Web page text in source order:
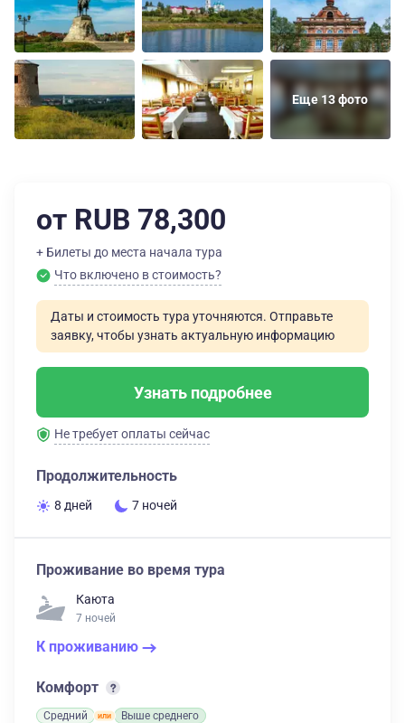
Еще 13 фото
от RUB 78,300
+ Билеты до места начала тура
Что включено в стоимость?
Даты и стоимость тура уточняются. Отправьте
заявку, чтобы узнать актуальную информацию
Узнать подробнее
Не требует оплаты сейчас
Продолжительность
8 дней 7 ночей
Проживание во время тура
Каюта
7 ночей
К проживанию
Комфорт
Средний Выше среднего